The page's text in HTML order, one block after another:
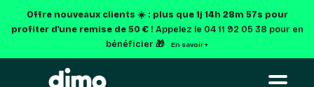
Offre nouveaux clients ☀️ : plus que 1j 14h 28m 56s pour
profiter d'une remise de 50 € ! Appelez le 04 11 92 05 38 pour en
bénéficier 🎁
En savoir +